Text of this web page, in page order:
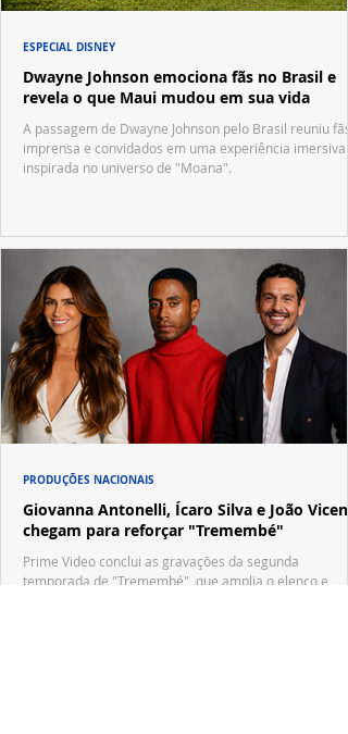
Dwayne Johnson emociona fãs no Brasil e
revela o que Maui mudou em sua vida
A passagem de Dwayne Johnson pelo Brasil reuniu fãs,
imprensa e convidados em uma experiência imersiva
inspirada no universo de "Moana".
ESPECIAL DISNEY
Giovanna Antonelli, Ícaro Silva e João
chegam para reforçar "Tremembé"
Prime Video conclui as gravações da segunda
temporada de "Tremembé", que amplia o elenco e
PRODUÇÕES NACIONAIS